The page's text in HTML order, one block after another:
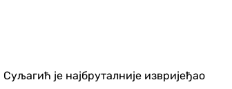
је најбруталније извријеђао